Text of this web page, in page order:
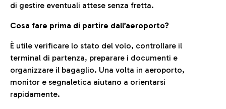
di gestire eventuali attese senza fretta.
Cosa fare prima di partire dall’aeroporto?
È utile verificare lo stato del volo, controllare il
terminal di partenza, preparare i documenti e
organizzare il bagaglio. Una volta in aeroporto,
monitor e segnaletica aiutano a orientarsi
rapidamente.